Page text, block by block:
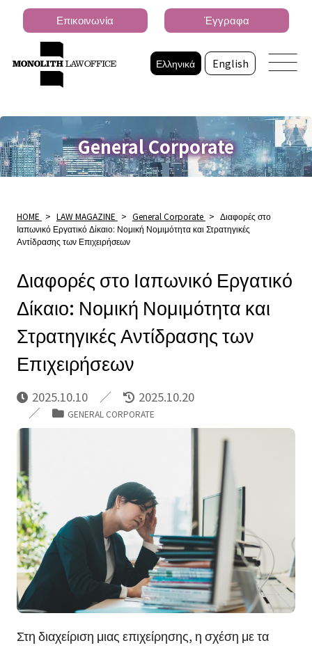
Ελληνικά English
Επικοινωνία Έγγραφα
General Corporate
HOME > LAW MAGAZINE > General Corporate > Διαφορές στο
Ιαπωνικό Εργατικό Δίκαιο: Νομική Νομιμότητα και Στρατηγικές
Αντίδρασης των Επιχειρήσεων
Διαφορές στο Ιαπωνικό Εργατικό
Δίκαιο: Νομική Νομιμότητα και
Στρατηγικές Αντίδρασης των
Επιχειρήσεων
2025.10.10 2025.10.20
GENERAL CORPORATE
Στη διαχείριση μιας επιχείρησης, η σχέση με τα